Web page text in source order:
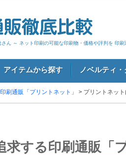
さん ～ ネット印刷の可能な印刷物・価格や評判を 印刷
アイテムから探す ノベルティ
刷通販「プリントネット」 > プリントネッ
求する印刷通販「